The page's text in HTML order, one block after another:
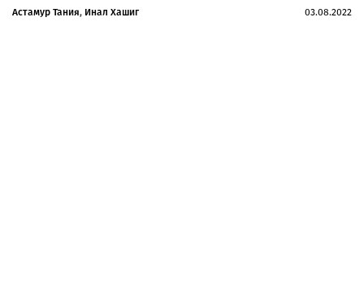
Астамур Тания, Инал Хашиг 03.08.2022